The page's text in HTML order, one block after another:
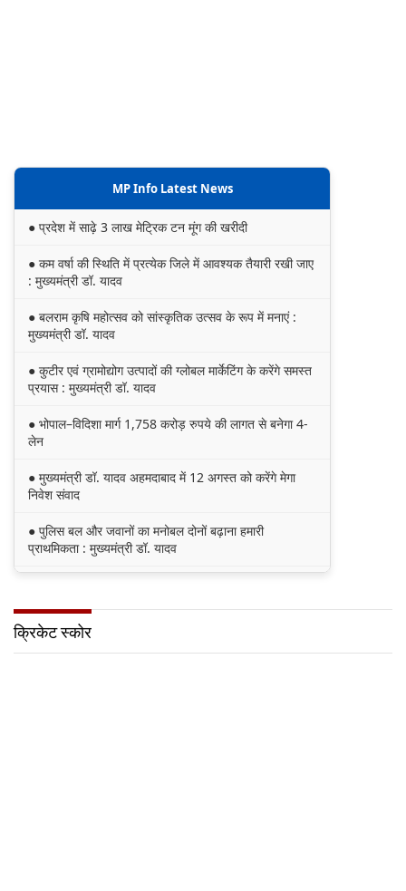
MP Info Latest News
● प्रदेश में साढ़े 3 लाख मेट्रिक टन मूंग की खरीदी
● कम वर्षा की स्थिति में प्रत्येक जिले में आवश्यक तैयारी रखी जाए
: मुख्यमंत्री डॉ. यादव
● बलराम कृषि महोत्सव को सांस्कृतिक उत्सव के रूप में मनाएं :
मुख्यमंत्री डॉ. यादव
● कुटीर एवं ग्रामोद्योग उत्पादों की ग्लोबल मार्केटिंग के करेंगे समस्त
प्रयास : मुख्यमंत्री डॉ. यादव
● भोपाल–विदिशा मार्ग 1,758 करोड़ रुपये की लागत से बनेगा 4-
लेन
● मुख्यमंत्री डॉ. यादव अहमदाबाद में 12 अगस्त को करेंगे मेगा
निवेश संवाद
● पुलिस बल और जवानों का मनोबल दोनों बढ़ाना हमारी
प्राथमिकता : मुख्यमंत्री डॉ. यादव
● विश्व शेर दिवस हमें वन्य जीवों के संरक्षण के लिए प्रेरित करता है
: मुख्यमंत्री डॉ. यादव
क्रिकेट स्कोर